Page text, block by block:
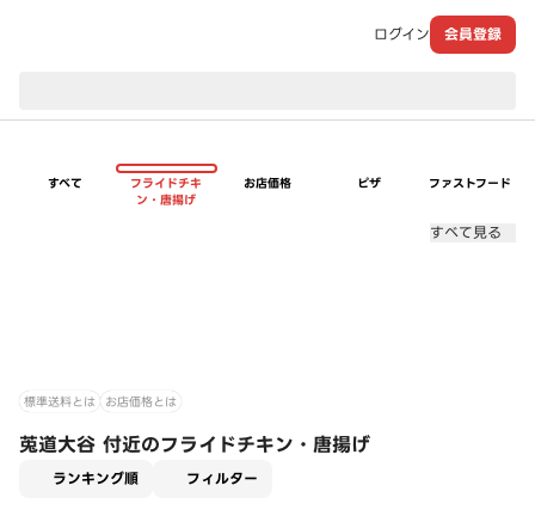
ログイン 会員登録
すべて
フライドチキ
ン・唐揚げ
お店価格 ピザ ファストフード
すべて見る
標準送料とは お店価格とは
莵道大谷 付近のフライドチキン・唐揚げ
ランキング順 フィルター